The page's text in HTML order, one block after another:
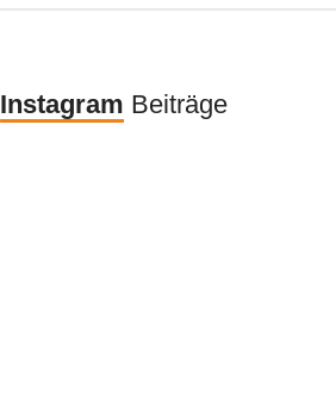
Instagram Beiträge